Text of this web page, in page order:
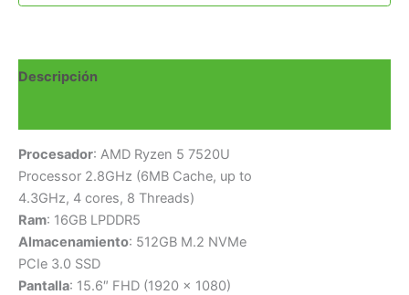
Descripción
Procesador: AMD Ryzen 5 7520U
Processor 2.8GHz (6MB Cache, up to
4.3GHz, 4 cores, 8 Threads)
Ram: 16GB LPDDR5
Almacenamiento: 512GB M.2 NVMe
PCIe 3.0 SSD
Pantalla: 15.6″ FHD (1920 x 1080)